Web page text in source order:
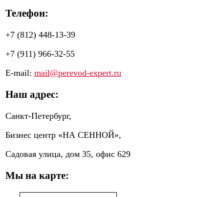
Телефон:
+7 (812) 448-13-39
+7 (911) 966-32-55
E-mail: mail@perevod-expert.ru
Наш адрес:
Санкт-Петербург,
Бизнес центр «НА СЕННОЙ»,
Садовая улица, дом 35, офис 629
Мы на карте: